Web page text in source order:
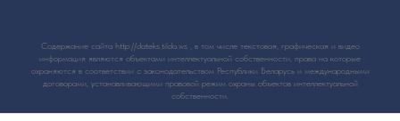
Содержание сайта http://dateks.tilda.ws , в том числе текстовая, графическая и видео
информация являются объектами интеллектуальной собственности, права на которые
охраняются в соответствии с законодательством Республики Беларусь и международными
договорами, устанавливающими правовой режим охраны объектов интеллектуальной
собственности.